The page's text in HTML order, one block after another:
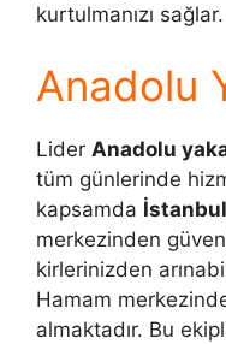
kurtulmanızı sağlar.
Anadolu
Lider Anadolu
tüm günlerinde
kapsamda
merkezinden
kirlerinizden
Hamam
almaktadır. Bu